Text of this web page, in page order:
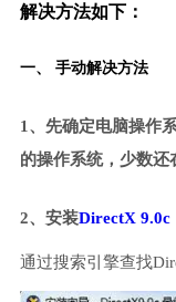
解决方法如下：
一、 手动解决方法
1、先确定电脑操作
的操作系统，少数还
2、安装DirectX 9.0c
通过搜索引擎查找